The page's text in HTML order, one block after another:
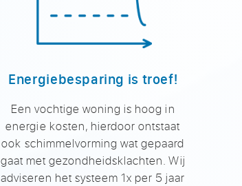
Energiebesparing is troef!
Een vochtige woning is hoog in
energie kosten, hierdoor ontstaat
ook schimmelvorming wat gepaard
gaat met gezondheidsklachten. Wij
adviseren het systeem 1x per 5 jaar